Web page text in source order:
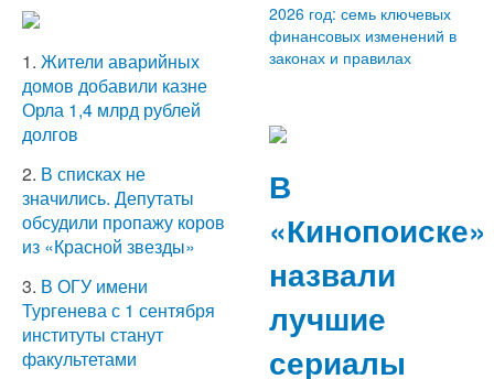
1. Жители аварийных
домов добавили казне
Орла 1,4 млрд рублей
долгов
2. В списках не
значились. Депутаты
обсудили пропажу коров
из «Красной звезды»
3. В ОГУ имени
Тургенева с 1 сентября
институты станут
факультетами
2026 год: семь ключевых
финансовых изменений в
законах и правилах
В
«Кинопоиске»
назвали
лучшие
сериалы